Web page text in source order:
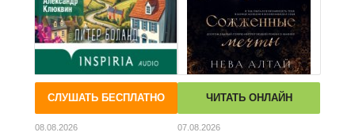
СЛУШАТЬ БЕСПЛАТНО
08.08.2026
ЧИТАТЬ ОНЛАЙН
07.08.2026